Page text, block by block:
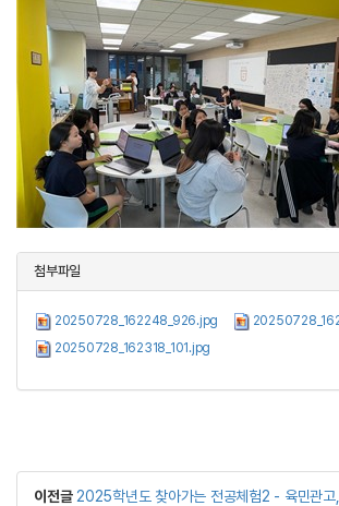
첨부파일
20250728_162248_926.jpg
20250728_162318_101.jpg
이전글 2025학년도 찾아가는 전공체험2 - 육민관고